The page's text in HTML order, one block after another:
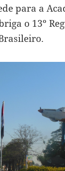
para a
o 13º